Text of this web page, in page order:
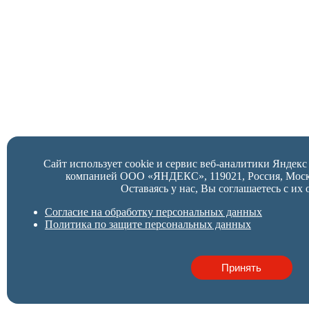
Сайт использует cookie и сервис веб-аналитики
компанией ООО «ЯНДЕКС», 119021, Россия,
Оставаясь у нас, Вы соглашаетесь с их
Согласие на обработку персональных данных
Политика по защите персональных данных
Принять